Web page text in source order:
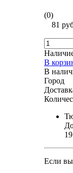
(0)
81
В
В
Город
19
Если вы